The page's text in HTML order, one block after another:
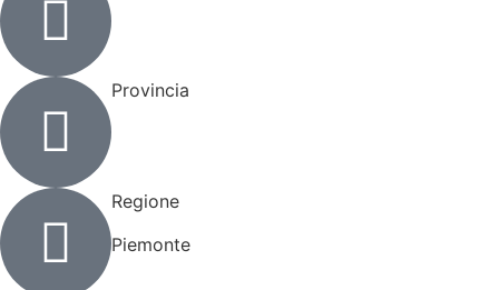
Provincia
Regione
Piemonte